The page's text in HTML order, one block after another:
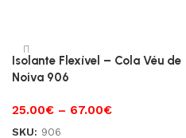
Isolante Flexível – Cola Véu de
Noiva 906
25.00€ – 67.00€
SKU: 906